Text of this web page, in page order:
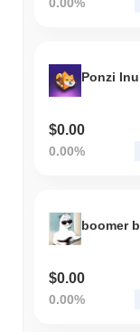
Ponzi Inu
$0.00
0.00%
$0.00
0.00%